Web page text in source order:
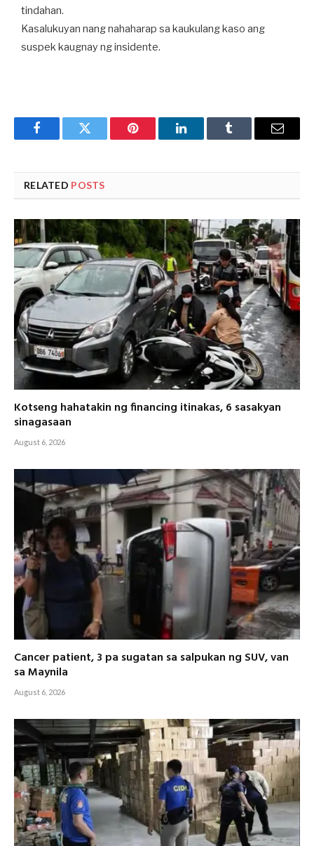
tindahan.
Kasalukuyan nang nahaharap sa kaukulang kaso ang
suspek kaugnay ng insidente.
FacebookTwitter Pinterest LinkedInTumblr Email
RELATED POSTS
Kotseng hahatakin ng financing itinakas, 6 sasakyan
sinagasaan
August 6, 2026
Cancer patient, 3 pa sugatan sa salpukan ng SUV, van
sa Maynila
August 6, 2026